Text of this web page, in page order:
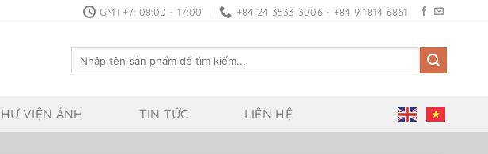
GMT+7: 08:00 - 17:00 +84 24 3533 3006 - +84 9 1814 6861
VIỆN ẢNH TIN TỨC LIÊN HỆ